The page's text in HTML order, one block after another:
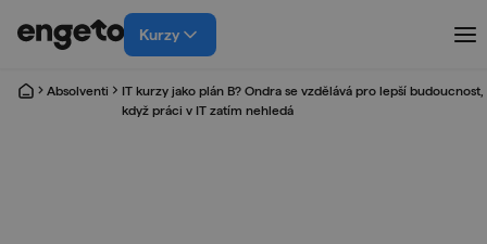
Kurzy
Absolventi
IT kurzy jako plán B? Ondra se vzdělává pro lepší budoucnost,
když práci v IT zatím nehledá